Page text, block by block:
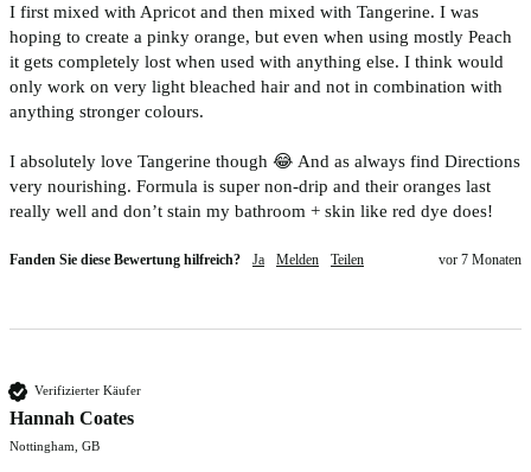
I first mixed with Apricot and then mixed with Tangerine. I was
hoping to create a pinky orange, but even when using mostly Peach
it gets completely lost when used with anything else. I think would
only work on very light bleached hair and not in combination with
anything stronger colours.
I absolutely love Tangerine though 😂 And as always find Directions
very nourishing. Formula is super non-drip and their oranges last
really well and don’t stain my bathroom + skin like red dye does!
Fanden Sie diese Bewertung hilfreich? Ja Melden Teilen vor 7 Monaten
Verifizierter Käufer
Hannah Coates
Nottingham, GB